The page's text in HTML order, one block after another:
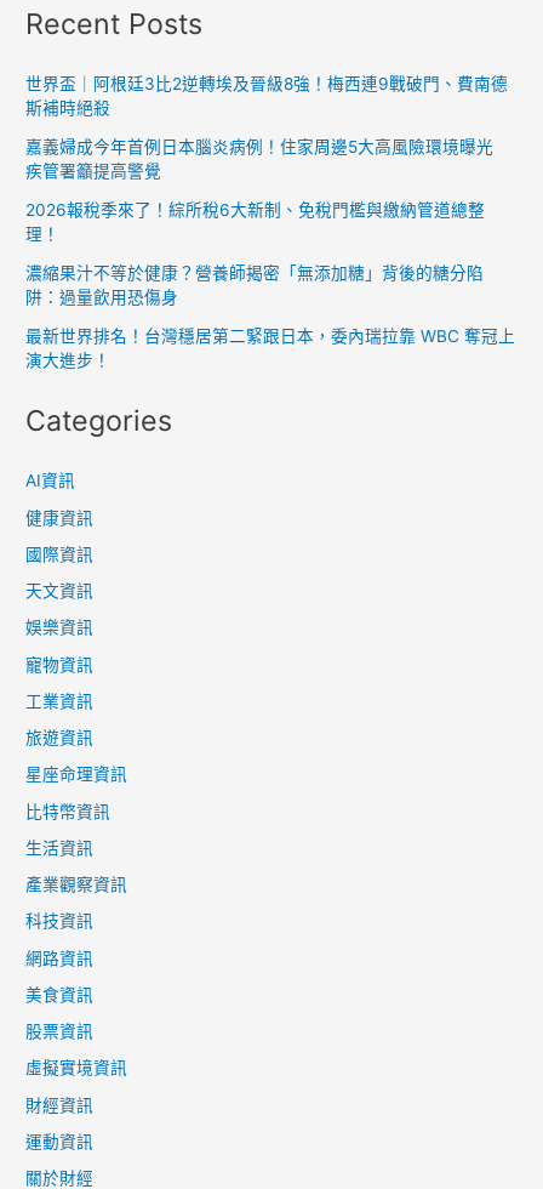
Recent Posts
世界盃｜阿根廷3比2逆轉埃及晉級8強！梅西連9戰破門、費南德
斯補時絕殺
嘉義婦成今年首例日本腦炎病例！住家周邊5大高風險環境曝光
疾管署籲提高警覺
2026報稅季來了！綜所稅6大新制、免稅門檻與繳納管道總整
理！
濃縮果汁不等於健康？營養師揭密「無添加糖」背後的糖分陷
阱：過量飲用恐傷身
最新世界排名！台灣穩居第二緊跟日本，委內瑞拉靠 WBC 奪冠上
演大進步！
Categories
AI資訊
健康資訊
國際資訊
天文資訊
娛樂資訊
寵物資訊
工業資訊
旅遊資訊
星座命理資訊
比特幣資訊
生活資訊
產業觀察資訊
科技資訊
網路資訊
美食資訊
股票資訊
虛擬實境資訊
財經資訊
運動資訊
關於財經